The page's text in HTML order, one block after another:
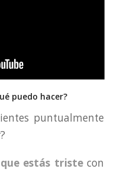
puedo hacer?
puntualmente
que estás tristecon